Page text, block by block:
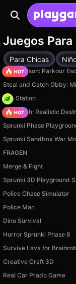
Juegos Para
Para Chicas
Barry Prison: Parkour
Steal and Catch Obby:
Gas Station
Car Crush: Realistic
Sprunki Sandbox War
FRAGEN
Merge & Fight
Police Chase Simulator
Police Man
Dino Survival
Horror Sprunki Phase 8
Survive Lava for
Creative Craft 3D
Real Car Prado Game